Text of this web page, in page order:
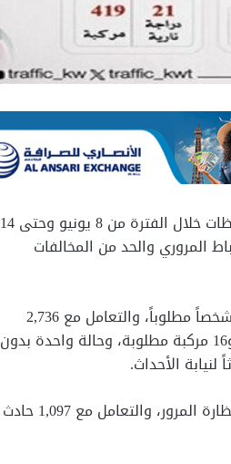
نفذت الإدارة العامة للمرور حملات مرورية في مختلف المحافظات خلال الفترة من 8 يونيو وحتى 14
المروري والحد من المخالفات
‏وأسفرت الحملات عن تحرير 19,938 مخالفة مرورية، وضبط 51 شخصاً مطلوباً، والتعامل مع 2,736
مخالفة مرورية، إضافة إلى ضبط 27 شخصاً لانتهاء الإقامة، و16 مركبة مطلوبة، وحالة واحدة بدون
‏كما تم حجز 419 مركبة و21 دراجة نارية، وحجز 46 شخصاً في نظارة المرور، والتعامل مع 1,097 حادث